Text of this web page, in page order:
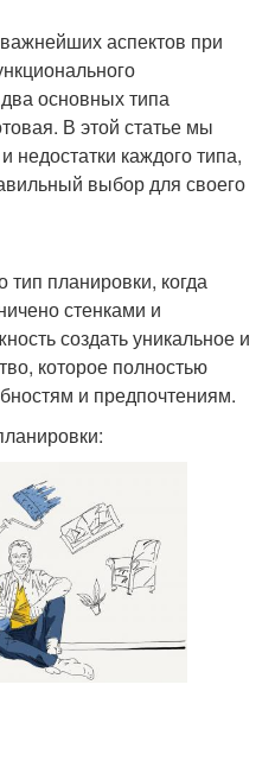
аспектов при
основных типа
В этой статье мы
каждого типа,
выбор для своего
планировки, когда
стенками и
создать уникальное и
которое полностью
и предпочтениям.